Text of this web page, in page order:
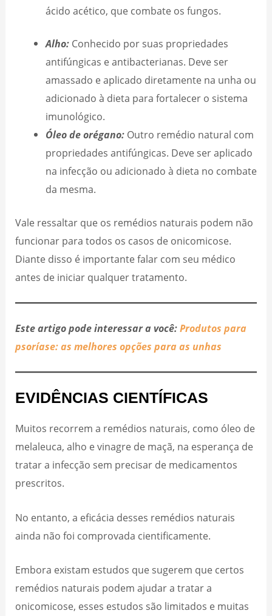
ácido acético, que combate os fungos.
Alho: Conhecido por suas propriedades
antifúngicas e antibacterianas. Deve ser
amassado e aplicado diretamente na unha ou
adicionado à dieta para fortalecer o sistema
imunológico.
Óleo de orégano:Outro remédio natural com
propriedades antifúngicas. Deve ser aplicado
na infecção ou adicionado à dieta no combate
da mesma.
Vale ressaltar que os remédios naturais podem não
funcionar para todos os casos de onicomicose.
Diante disso é importante falar com seu médico
antes de iniciar qualquer tratamento.
Este artigo pode interessar a você:Produtos para
psoríase: as melhores opções para as unhas
EVIDÊNCIAS CIENTÍFICAS
Muitos recorrem a remédios naturais, como óleo de
melaleuca, alho e vinagre de maçã, na esperança de
tratar a infecção sem precisar de medicamentos
prescritos.
No entanto, a eficácia desses remédios naturais
ainda não foi comprovada cientificamente.
Embora existam estudos que sugerem que certos
remédios naturais podem ajudar a tratar a
onicomicose, esses estudos são limitados e muitas